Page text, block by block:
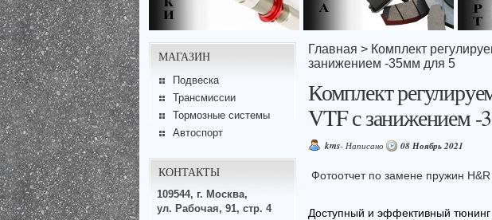
МАГАЗИН
Подвеска
Трансмиссии
Тормозные системы
Автоспорт
КОНТАКТЫ
109544, г. Москва,
ул. Рабочая, 91, стр. 4
Главная > Комплект
занижением -35мм для 5
Комплект
VTF с занижением -
kms- Написано 08 Ноябрь 2021
Фотоотчет по замене пружин
Доступный и эффективный